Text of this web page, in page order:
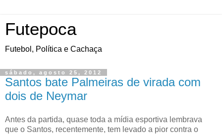
Futepoca
Futebol, Política e Cachaça
sábado, agosto 25, 2012
Santos bate Palmeiras de virada com
dois de Neymar
Antes da partida, quase toda a mídia esportiva lembrava
que o Santos, recentemente, tem levado a pior contra o